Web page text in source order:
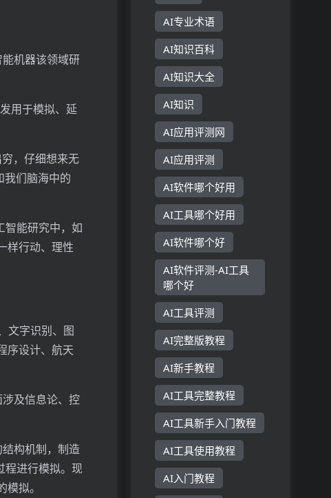
机器该领域研
用于模拟、延
，仔细想来无
我们脑海中的
智能研究中，如
样行动、理性
文字识别、图
序设计、航天
及信息论、控
构机制，制造
程进行模拟。现
拟。
AI专业术语
AI知识百科
AI知识大全
AI知识
AI应用评测网
AI应用评测
AI软件哪个好用
AI工具哪个好用
AI软件哪个好
AI软件评测-AI工具
哪个好
AI工具评测
AI完整版教程
AI新手教程
AI工具完整教程
AI工具新手入门教程
AI工具使用教程
AI入门教程